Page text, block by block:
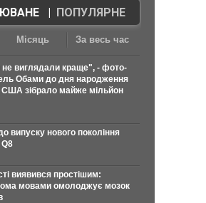
| ПОПУЛЯРНЕ
Місяць За весь час
не виглядали краще", - фото-
Обами до дня народження
США зібрало майже мільйон
випуску нового покоління
виявився простішим:
мовами омолоджує мозок